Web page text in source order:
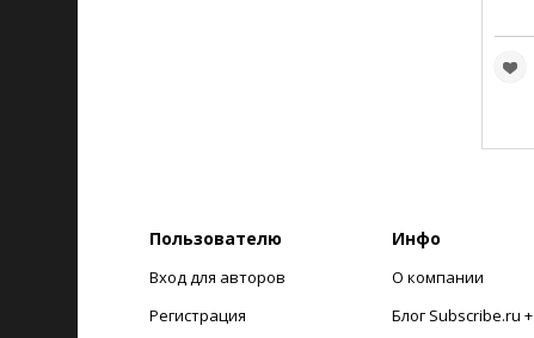
Пользователю
Вход для авторов
Регистрация
Инфо
О компании
Блог Subscribe.ru +